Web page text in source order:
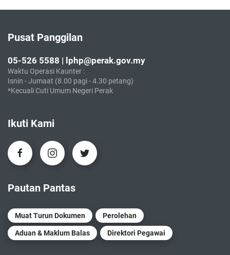
Pusat Panggilan
05-526 5588 | lphp@perak.gov.my
Waktu Operasi Kaunter :
Isnin - Jumaat (8.00 pagi - 4.30 petang)
*Kecuali Cuti Umum Negeri Perak
Ikuti Kami
Pautan Pantas
Muat Turun Dokumen Perolehan
Aduan & Maklum Balas Direktori Pegawai